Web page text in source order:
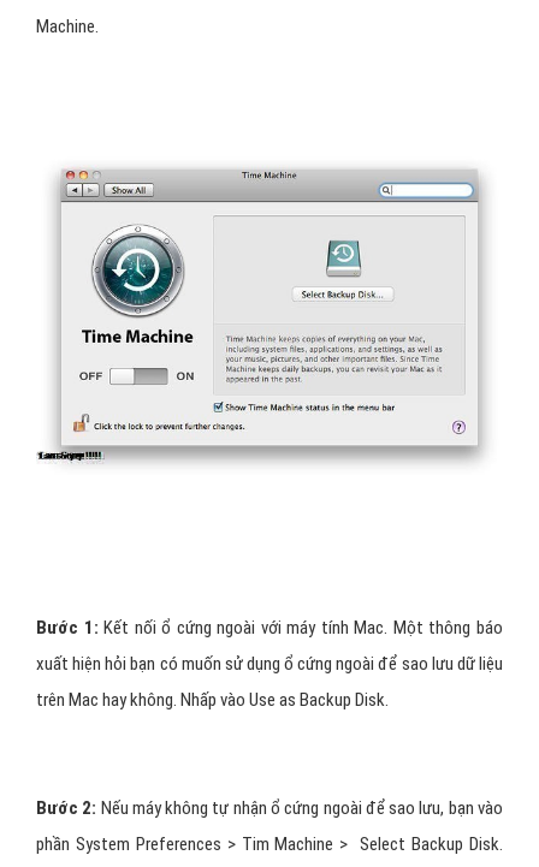
Machine.
Bước 1:Kết nối ổ cứng ngoài với máy tính Mac. Một thông báo
xuất hiện hỏi bạn có muốn sử dụng ổ cứng ngoài để sao lưu dữ liệu
trên Mac hay không. Nhấp vào Use as Backup Disk.
Bước 2: Nếu máy không tự nhận ổ cứng ngoài để sao lưu, bạn vào
phần System Preferences > Tim Machine > Select Backup Disk.